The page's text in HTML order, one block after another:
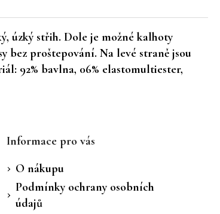
úzký střih. Dole je možné kalhoty
bez proštepování. Na levé straně jsou
92% bavlna, 06% elastomultiester,
Informace pro vás
O nákupu
Podmínky ochrany osobních
údajů